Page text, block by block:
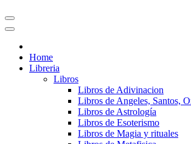
Home
Libreria
Libros
Libros de Adivinacion
Libros de Angeles, Santos,
Libros de Astrología
Libros de Esoterismo
Libros de Magia y rituales